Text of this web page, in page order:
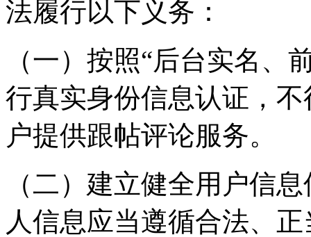
法履行以下义务：
（一）按照“后台实名、
行真实身份信息认证，
户提供跟帖评论服务。
（二）建立健全用户信
人信息应当遵循合法、